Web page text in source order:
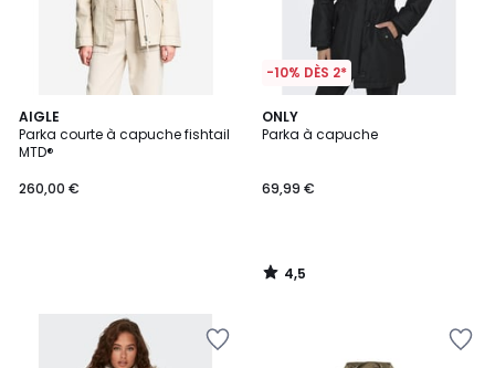
AIGLE
Parka courte à capuche fishtail
MTD®
260,00 €
-10% DÈS 2*
ONLY
Parka à capuche
69,99 €
4,5
/ 5
4,5
/